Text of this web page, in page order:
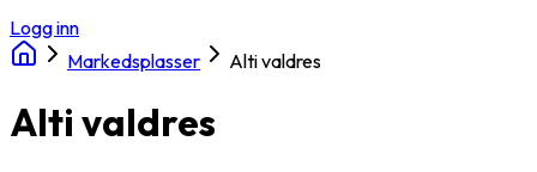
Logg inn
Markedsplasser
Alti valdres
Alti valdres